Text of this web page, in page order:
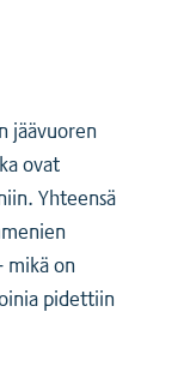
jäävuoren
ovat
Yhteensä
on
pidettiin